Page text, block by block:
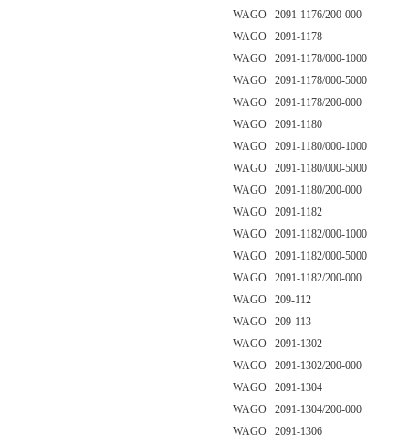
WAGO 2091-1176/200-000
WAGO 2091-1178
WAGO 2091-1178/000-1000
WAGO 2091-1178/000-5000
WAGO 2091-1178/200-000
WAGO 2091-1180
WAGO 2091-1180/000-1000
WAGO 2091-1180/000-5000
WAGO 2091-1180/200-000
WAGO 2091-1182
WAGO 2091-1182/000-1000
WAGO 2091-1182/000-5000
WAGO 2091-1182/200-000
WAGO 209-112
WAGO 209-113
WAGO 2091-1302
WAGO 2091-1302/200-000
WAGO 2091-1304
WAGO 2091-1304/200-000
WAGO 2091-1306